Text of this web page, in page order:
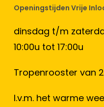
Openingstijden Vrije
dinsdag t/m
10:00u tot 17:00u
Tropenrooster van
I.v.m. het warme